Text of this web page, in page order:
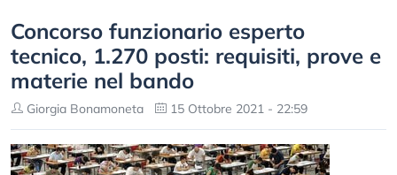
Concorso funzionario esperto
tecnico, 1.270 posti: requisiti, prove e
materie nel bando
Giorgia Bonamoneta 15 Ottobre 2021 - 22:59